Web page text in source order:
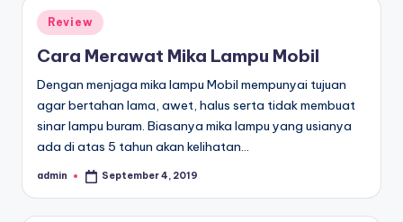
Terbaik
Bergaransi
Posted
in
Review
Cara Merawat Mika Lampu Mobil
Dengan menjaga mika lampu Mobil mempunyai tujuan
agar bertahan lama, awet, halus serta tidak membuat
sinar lampu buram. Biasanya mika lampu yang usianya
ada di atas 5 tahun akan kelihatan…
Posted
admin September 4, 2019